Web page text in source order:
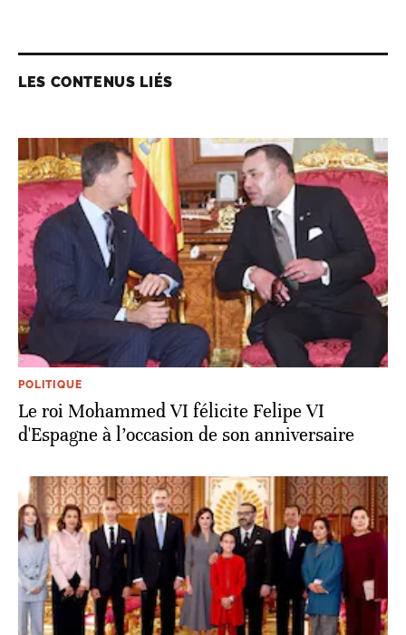
LES CONTENUS LIÉS
POLITIQUE
Le roi Mohammed VI félicite Felipe VI
d'Espagne à l’occasion de son anniversaire